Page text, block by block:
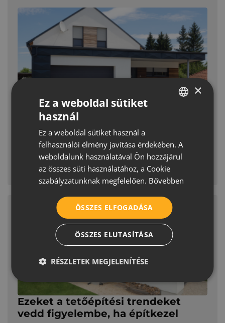
Terekből életterek legújabb
díszburkolatainkkal
A térkő ma már nem csupán burkolat, összeköt,
keretet ad, számos funkciót tölt be, az épített
környezet egyik legfontosabb kiegészítő eleme.
Ennek megfelelően a Terrán Térkő is
folyamatosan fejlődik, új koncepciókkal és
MEGNÉZEM
Ezeket a tetőépítési trendeket
vedd figyelembe, ha építkezel
SERBIAN
×
Ez a weboldal sütiket
használ
Ez a weboldal sütiket használ a
felhasználói élmény javítása érdekében. A
weboldalunk használatával Ön hozzájárul
az összes süti használatához, a Cookie
szabályzatunknak megfelelően. Bővebben
ÖSSZES ELFOGADÁSA
ÖSSZES ELUTASÍTÁSA
RÉSZLETEK MEGJELENÍTÉSE